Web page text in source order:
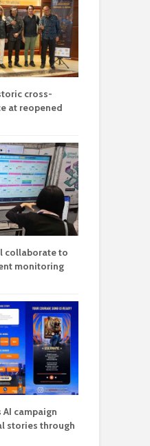
cross-
at reopened
collaborate to
monitoring
campaign
stories through